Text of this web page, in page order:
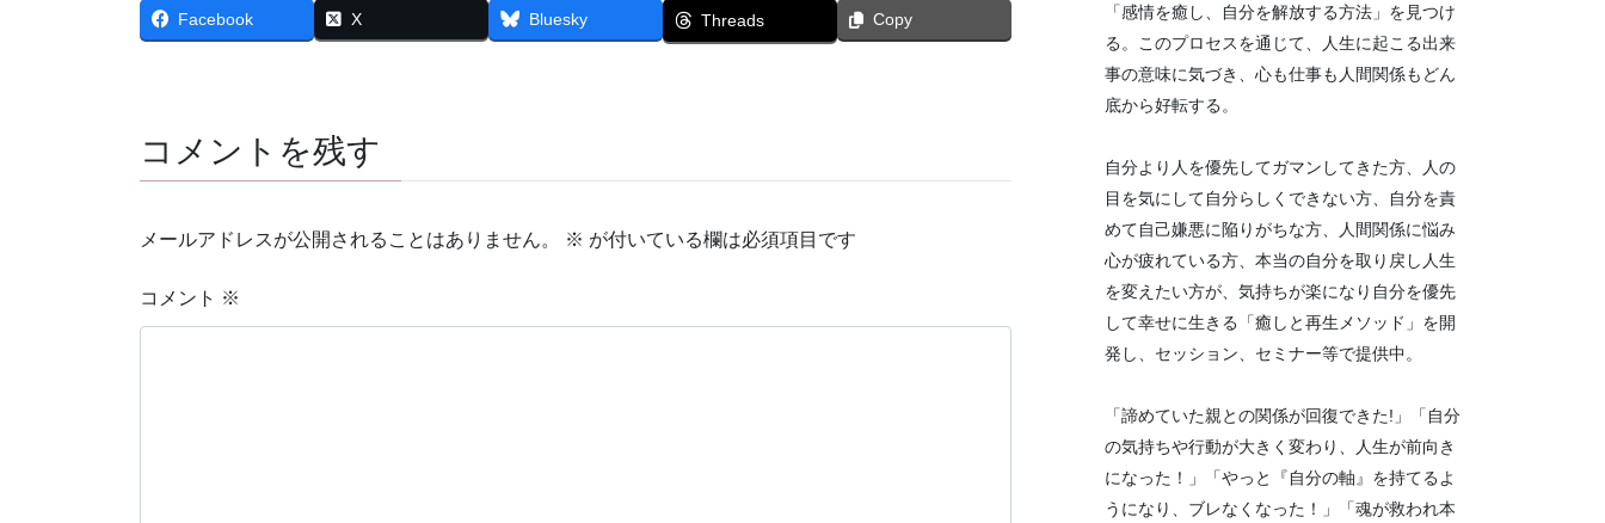
Facebook X Bluesky Threads Copy
コメントを残す
メールアドレスが公開されることはありません。 ※ が付いている欄は必須項目です
コメント ※
「感情を癒し、自分を解放する方法」を見つけ
る。このプロセスを通じて、人生に起こる出来
事の意味に気づき、心も仕事も人間関係もどん
底から好転する。
自分より人を優先してガマンしてきた方、人の
目を気にして自分らしくできない方、自分を責
めて自己嫌悪に陥りがちな方、人間関係に悩み
心が疲れている方、本当の自分を取り戻し人生
を変えたい方が、気持ちが楽になり自分を優先
して幸せに生きる「癒しと再生メソッド」を開
発し、セッション、セミナー等で提供中。
「諦めていた親との関係が回復できた!」「自分
の気持ちや行動が大きく変わり、人生が前向き
になった！」「やっと『自分の軸』を持てるよ
うになり、ブレなくなった！」「魂が救われ本